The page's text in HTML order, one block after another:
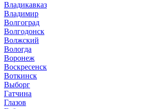
Владикавказ
Владимир
Волгоград
Волгодонск
Волжский
Вологда
Воронеж
Воскресенск
Воткинск
Выборг
Гатчина
Глазов